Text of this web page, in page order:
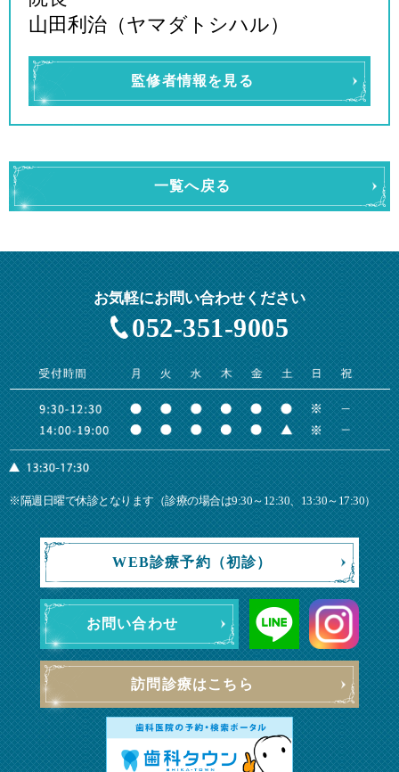
山田利治（ヤマダトシハル）
監修者情報を見る
一覧へ戻る
お気軽にお問い合わせください
052-351-9005
※隔週日曜で休診となります（診療の場合は9:30～12:30、13:30～17:30）
WEB診療予約（初診）
お問い合わせ
訪問診療はこちら